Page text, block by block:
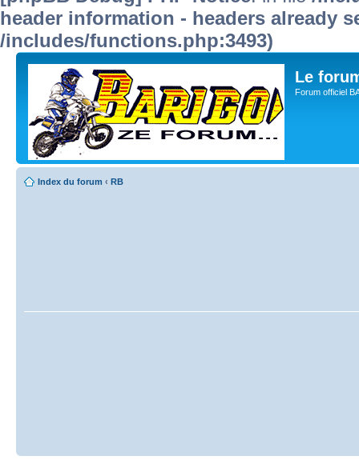
header information - headers already
/includes/functions.php:3493)
Le
Forum officiel
Index du forum ‹ RB